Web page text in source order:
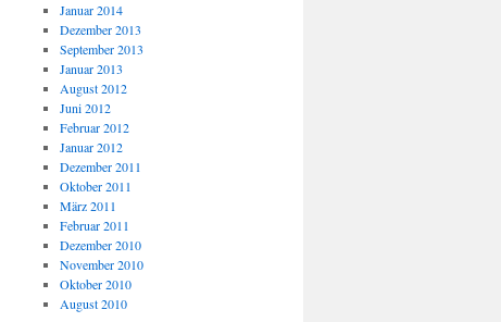
Januar 2014
Dezember 2013
September 2013
Januar 2013
August 2012
Juni 2012
Februar 2012
Januar 2012
Dezember 2011
Oktober 2011
März 2011
Februar 2011
Dezember 2010
November 2010
Oktober 2010
August 2010